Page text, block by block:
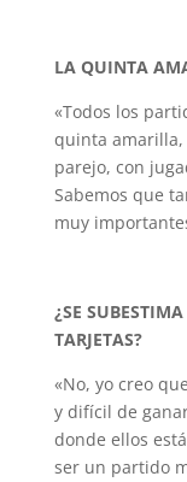
LA QUINTA
«Todos los
quinta
parejo, con
Sabemos que
muy
¿SE
TARJETAS?
«No, yo creo
y difícil de
donde ellos
ser un partido